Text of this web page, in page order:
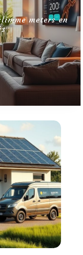
oordopje terug